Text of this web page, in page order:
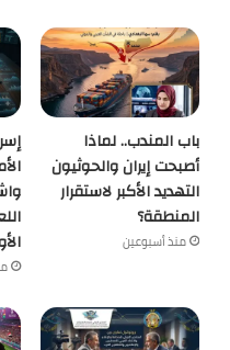
باب المندب.. لماذا
أصبحت إيران والحوثيون
التهديد الأكبر لاستقرار
المنطقة؟
منذ أسبوعين